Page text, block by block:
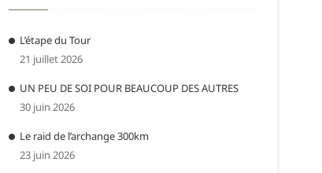
L’étape du Tour
21 juillet 2026
UN PEU DE SOI POUR BEAUCOUP DES AUTRES
30 juin 2026
Le raid de l’archange 300km
23 juin 2026